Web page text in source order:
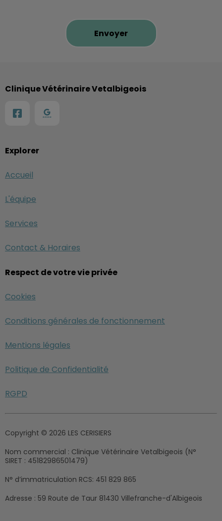
Explorer
Accueil
L'équipe
Services
Contact & Horaires
Respect de votre vie privée
Cookies
Conditions générales de fonctionnement
Mentions légales
Politique de Confidentialité
RGPD
Clinique Vétérinaire Vetalbigeois
Copyright © 2026 LES CERISIERS
Nom commercial : Clinique Vétérinaire Vetalbigeois (N°
SIRET : 45182986501479)
N° d’immatriculation RCS: 451 829 865
Adresse : 59 Route de Taur 81430 Villefranche-d'Albigeois